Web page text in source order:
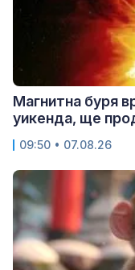
Магнитна буря
уикенда, ще
09:50 • 07.08.26